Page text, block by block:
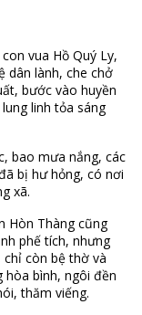
vua Hồ Quý Ly,
dân lành, che chở
bước vào huyền
linh tỏa sáng
bao mưa nắng, các
bị hư hỏng, có nơi
xã.
Hòn Thàng cũng
phế tích, nhưng
chỉ còn bệ thờ và
bình, ngôi đền
thăm viếng.